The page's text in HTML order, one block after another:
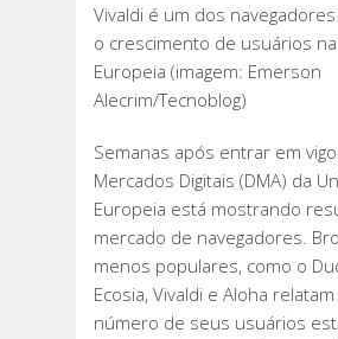
Vivaldi é um dos
o crescimento de usuários
Europeia (imagem: Emerson
Alecrim/Tecnoblog)
Semanas após entrar em
Mercados Digitais (DMA) da
Europeia está mostrando
mercado de navegadores.
menos populares, como o
Ecosia, Vivaldi e Aloha
número de seus usuários